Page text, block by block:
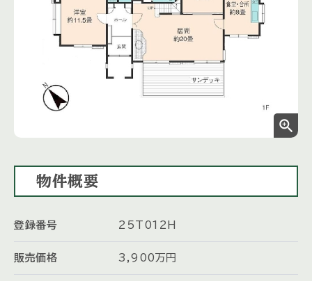
zoom_in
物件概要
登録番号 25T012H
販売価格 3,900 万円